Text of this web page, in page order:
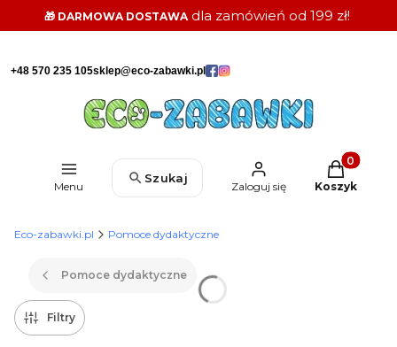
🎁 DARMOWA DOSTAWAdla zamówień od 199 zł!
+48 570 235 105sklep@eco-zabawki.pl
Menu
Szukaj
Zaloguj się
Produkty w
Koszyk
Eco-zabawki.pl Pomoce dydaktyczne
Pomoce dydaktyczne
Filtry